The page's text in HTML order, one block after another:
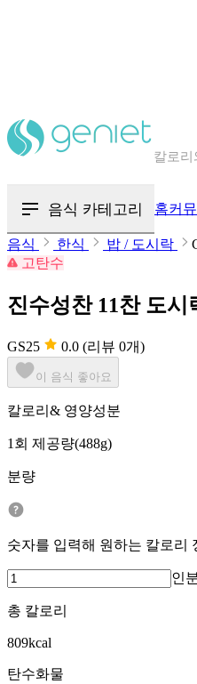
칼로리
음식 카테고리 홈커
음식 한식 밥 / 도시락
고탄수
진수성찬 11찬 도시
GS25 0.0 (리뷰 0개)
이 음식 좋아요
칼로리& 영양성분
1회 제공량(488g)
분량
숫자를 입력해 원하는 칼로리
인
총 칼로리
809kcal
탄수화물